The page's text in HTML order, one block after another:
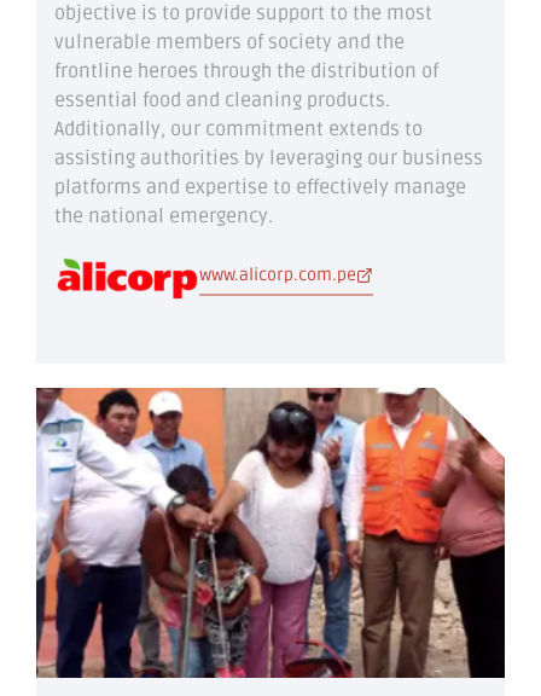
objective is to provide support to the most
vulnerable members of society and the
frontline heroes through the distribution of
essential food and cleaning products.
Additionally, our commitment extends to
assisting authorities by leveraging our business
platforms and expertise to effectively manage
the national emergency.
www.alicorp.com.pe